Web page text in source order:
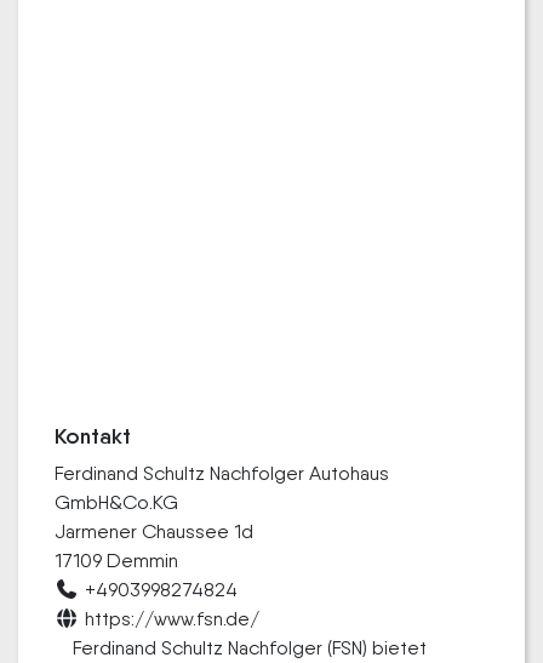
Kontakt
Ferdinand Schultz Nachfolger Autohaus
GmbH&Co.KG
Jarmener Chaussee 1d
17109 Demmin
+4903998274824
https://www.fsn.de/
Ferdinand Schultz Nachfolger (FSN) bietet